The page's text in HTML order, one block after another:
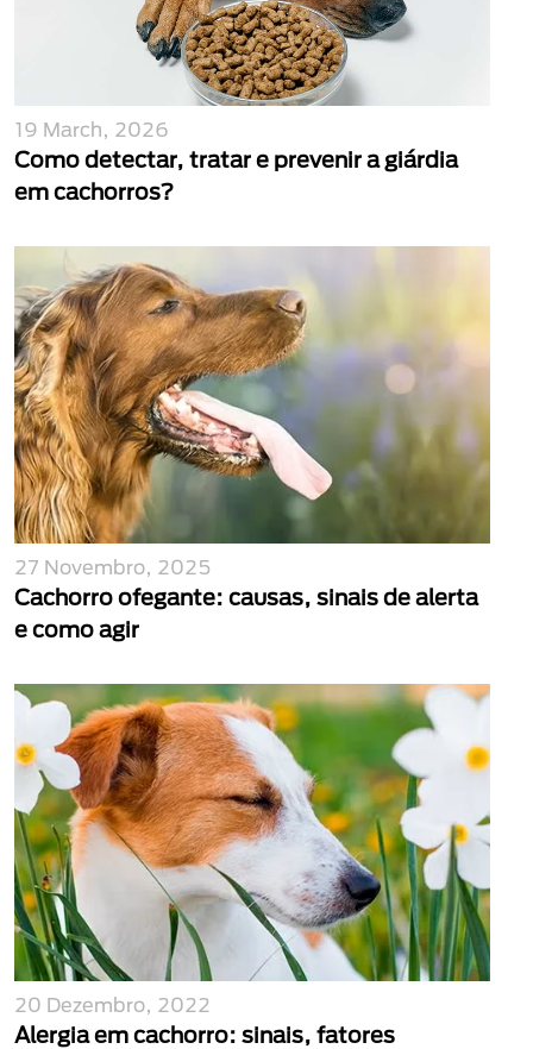
19 March, 2026
Como detectar, tratar e prevenir a giárdia
em cachorros?
27 Novembro, 2025
Cachorro ofegante: causas, sinais de alerta
e como agir
20 Dezembro, 2022
Alergia em cachorro: sinais, fatores